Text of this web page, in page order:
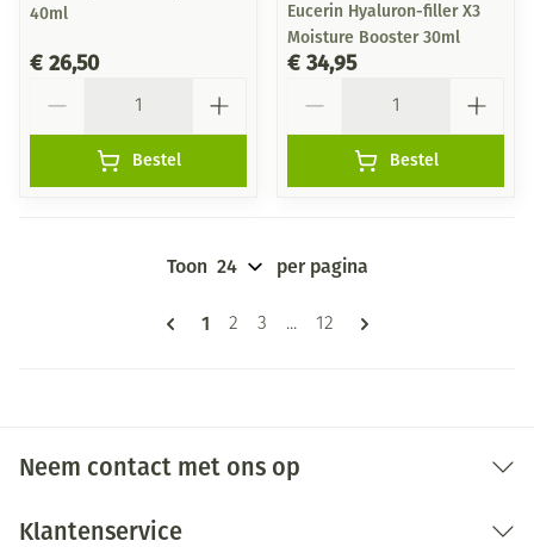
40ml
€ 26,50
Bestel
Eucerin Hyaluron-filler X3
Moisture Booster 30ml
€ 34,95
Bestel
Pagina's
U lees momenteel pagina
1 Pagina
2 Pagina
3 ... Pagina
12
Toon per pagina
Neem contact met ons op
Klantenservice